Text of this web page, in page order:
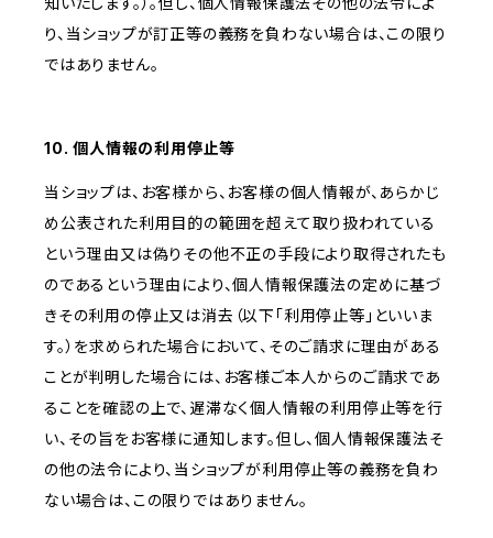
り、当ショップが訂正等の義務を負わない場合は、この限り
ではありません。
10. 個人情報の利用停止等
当ショップは、お客様から、お客様の個人情報が、あらかじ
め公表された利用目的の範囲を超えて取り扱われている
という理由又は偽りその他不正の手段により取得されたも
のであるという理由により、個人情報保護法の定めに基づ
きその利用の停止又は消去（以下「利用停止等」といいま
す。）を求められた場合において、そのご請求に理由がある
ことが判明した場合には、お客様ご本人からのご請求であ
ることを確認の上で、遅滞なく個人情報の利用停止等を行
い、その旨をお客様に通知します。但し、個人情報保護法そ
の他の法令により、当ショップが利用停止等の義務を負わ
ない場合は、この限りではありません。